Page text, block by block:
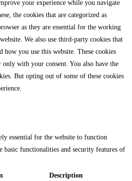
your experience while you navigate
the cookies that are categorized as
as they are essential for the working
We also use third-party cookies that
how you use this website. These cookies
with your consent. You also have the
But opting out of some of these cookies
essential for the website to function
basic functionalities and security features of
Description